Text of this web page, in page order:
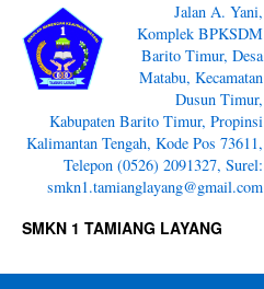
Jalan A. Yani,
Komplek BPKSDM
Barito Timur, Desa
Matabu, Kecamatan
Dusun Timur,
Kabupaten Barito Timur, Propinsi
Kalimantan Tengah, Kode Pos 73611,
Telepon (0526) 2091327, Surel:
smkn1.tamianglayang@gmail.com
SMKN 1 TAMIANG LAYANG